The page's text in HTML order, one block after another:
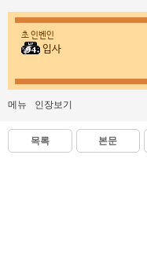
초 인벤인
입사
메뉴 인장보기
목록 본문